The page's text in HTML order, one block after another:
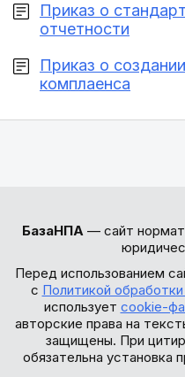
Приказ о
отчетности
Приказ о
комплаенса
БазаНПА — сайт
Перед использованием
с Политикой
использует cookie-
авторские права на
защищены. При
обязательна установка